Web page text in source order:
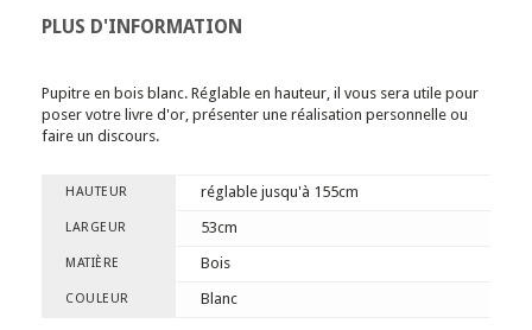
PLUS D'INFORMATION
Pupitre en bois blanc. Réglable en hauteur, il vous sera utile pour
poser votre livre d'or, présenter une réalisation personnelle ou
faire un discours.
HAUTEUR réglable jusqu'à 155cm
LARGEUR 53cm
MATIÈRE Bois
COULEUR Blanc